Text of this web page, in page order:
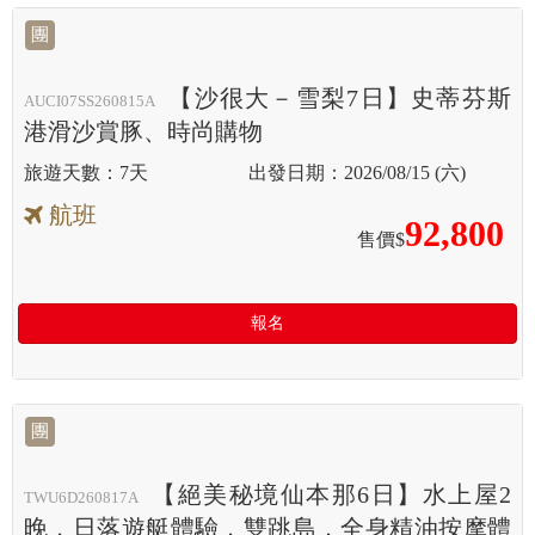
團
AUCI07SS260815A
【沙很大－雪梨7日】史蒂芬斯
港滑沙賞豚、時尚購物
7天 2026/08/15 (六)
航班
售價$92,800
報名
團
TWU6D260817A
【絕美秘境仙本那6日】水上屋2
晚．日落遊艇體驗．雙跳島．全身精油按摩體